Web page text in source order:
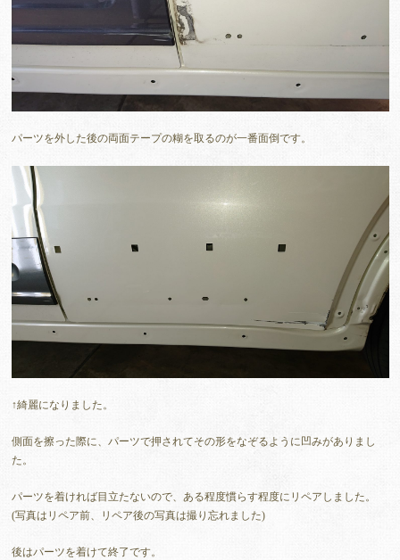
パーツを外した後の両面テープの糊を取るのが一番面倒です。
↑綺麗になりました。
側面を擦った際に、パーツで押されてその形をなぞるように凹みがありまし
た。
パーツを着ければ目立たないので、ある程度慣らす程度にリペアしました。
(写真はリペア前、リペア後の写真は撮り忘れました)
後はパーツを着けて終了です。